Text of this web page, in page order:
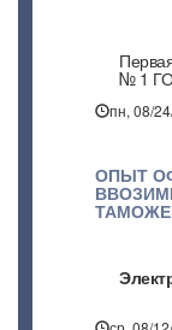
№ 1
пн, 08/
ОПЫТ